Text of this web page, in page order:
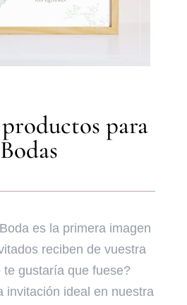
para
Bodas
es la primera imagen
reciben de vuestra
te gustaría que fuese?
invitación ideal en nuestra